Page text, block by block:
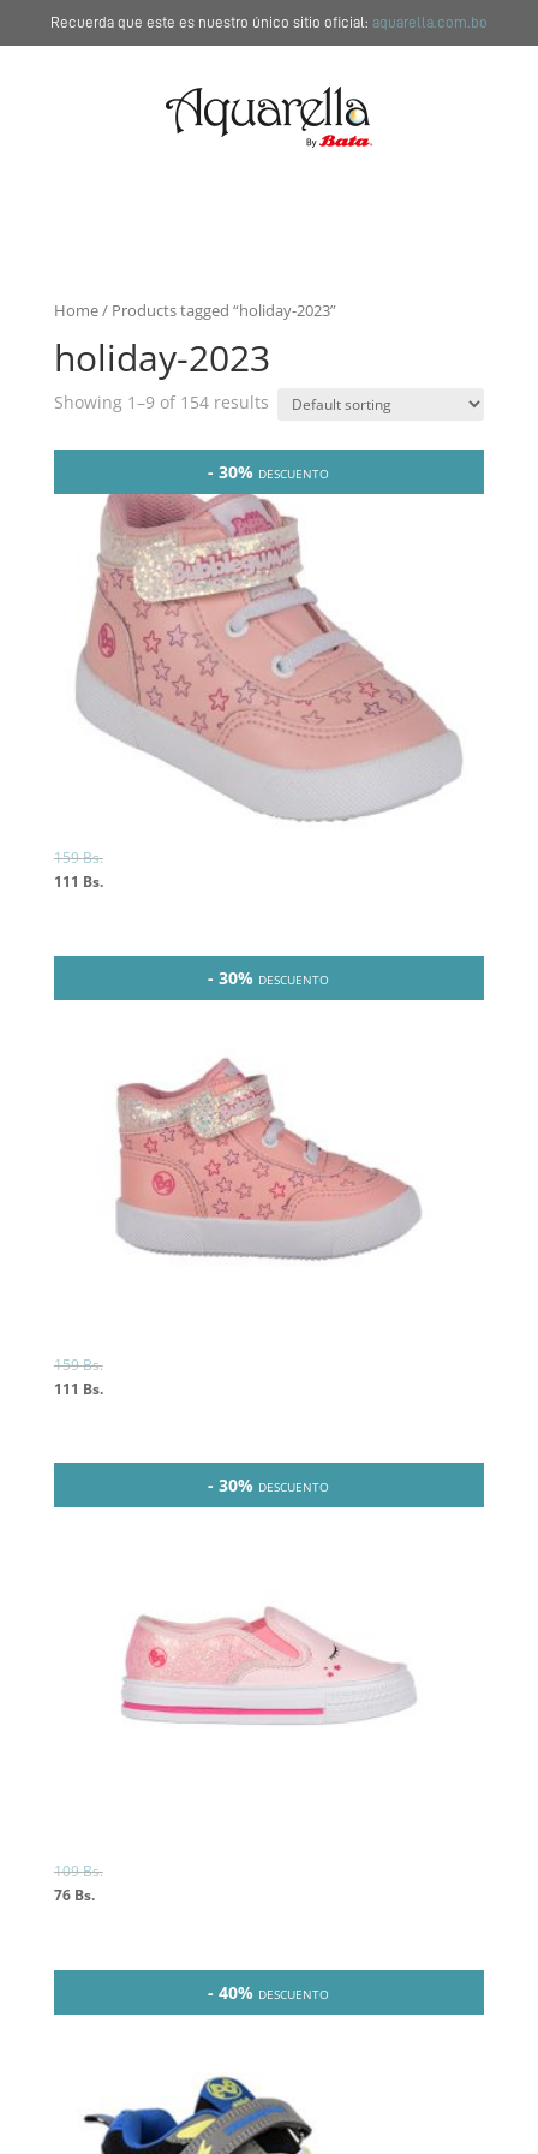
Recuerda que este es nuestro único sitio oficial: aquarella.com.bo
Home/ Products tagged “holiday-2023”
holiday-2023
Showing 1–9 of 154 results
- 30% DESCUENTO
159Bs.
111 Bs.
- 30% DESCUENTO
159Bs.
111 Bs.
- 30% DESCUENTO
109Bs.
76 Bs.
- 40% DESCUENTO